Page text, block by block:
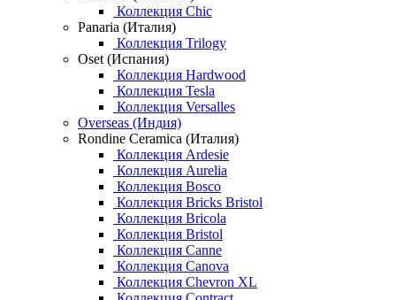
Коллекция Chic
Panaria (Италия)
Коллекция Trilogy
Oset (Испания)
Коллекция Hardwood
Коллекция Tesla
Коллекция Versalles
Overseas (Индия)
Rondine Ceramica (Италия)
Коллекция Ardesie
Коллекция Aurelia
Коллекция Bosco
Коллекция Bricks Bristol
Коллекция Bricola
Коллекция Bristol
Коллекция Canne
Коллекция Canova
Коллекция Chevron XL